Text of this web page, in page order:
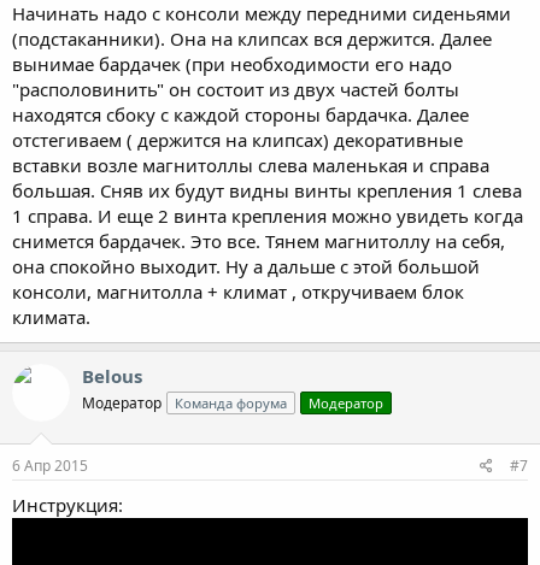
Начинать надо с консоли между передними сиденьями
(подстаканники). Она на клипсах вся держится. Далее
вынимае бардачек (при необходимости его надо
"располовинить" он состоит из двух частей болты
находятся сбоку с каждой стороны бардачка. Далее
отстегиваем ( держится на клипсах) декоративные
вставки возле магнитоллы слева маленькая и справа
большая. Сняв их будут видны винты крепления 1 слева
1 справа. И еще 2 винта крепления можно увидеть когда
снимется бардачек. Это все. Тянем магнитоллу на себя,
она спокойно выходит. Ну а дальше с этой большой
консоли, магнитолла + климат , откручиваем блок
климата.
Belous
Модератор Команда форума Модератор
6 Апр 2015 #7
Инструкция: